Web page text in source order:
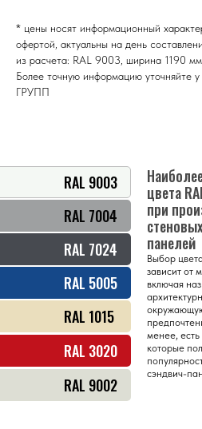
* цены носят информационный
офертой, актуальны на день
из расчета: RAL 9003, ширина 1190
Более точную информацию уточняйте
ГРУПП
Выбор
зависит от
включая
менее, есть
которые
сэндвич-
RAL 9003
RAL 5005
цвета
при
панелей
RAL 1015
RAL 9002
RAL 7024
RAL 3020
RAL 7004